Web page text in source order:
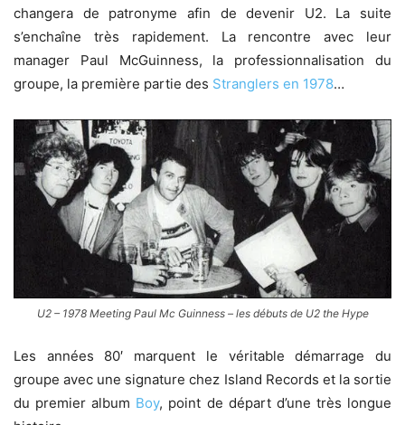
changera de patronyme afin de devenir U2. La suite
s’enchaîne très rapidement. La rencontre avec leur
manager Paul McGuinness, la professionnalisation du
groupe, la première partie des Stranglers en 1978…
U2 – 1978 Meeting Paul Mc Guinness – les débuts de U2 the Hype
Les années 80′ marquent le véritable démarrage du
groupe avec une signature chez Island Records et la sortie
du premier album Boy, point de départ d’une très longue